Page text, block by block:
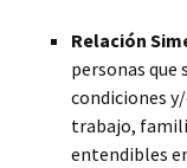
Relación
personas que
condiciones
trabajo,
entendibles